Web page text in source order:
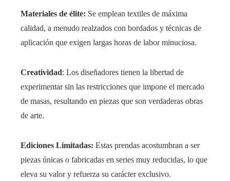
Materiales de élite: Se emplean textiles de máxima
calidad, a menudo realzados con bordados y técnicas de
aplicación que exigen largas horas de labor minuciosa.
Creatividad: Los diseñadores tienen la libertad de
experimentar sin las restricciones que impone el mercado
de masas, resultando en piezas que son verdaderas obras
de arte.
Ediciones Limitadas: Estas prendas acostumbran a ser
piezas únicas o fabricadas en series muy reducidas, lo que
eleva su valor y refuerza su carácter exclusivo.